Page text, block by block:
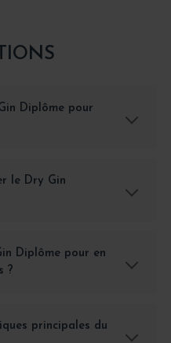
Diplôme pour
le Dry Gin
Diplôme pour en
?
principales du